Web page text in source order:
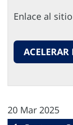
Enlace al
20 Mar 2025